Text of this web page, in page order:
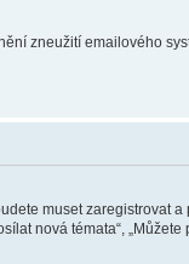
zneužití emailového
muset zaregistrovat a
nová témata“, „Můžete